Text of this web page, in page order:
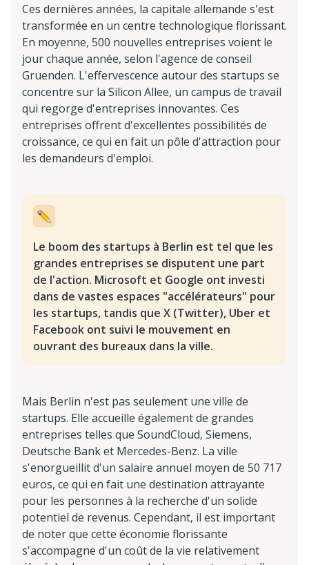
Ces dernières années, la capitale allemande s'est
transformée en un centre technologique florissant.
En moyenne, 500 nouvelles entreprises voient le
jour chaque année, selon l'agence de conseil
Gruenden. L'effervescence autour des startups se
concentre sur la Silicon Allee, un campus de travail
qui regorge d'entreprises innovantes. Ces
entreprises offrent d'excellentes possibilités de
croissance, ce qui en fait un pôle d'attraction pour
les demandeurs d'emploi.
Le boom des startups à Berlin est tel que les
grandes entreprises se disputent une part
de l'action. Microsoft et Google ont investi
dans de vastes espaces "accélérateurs" pour
les startups, tandis que X (Twitter), Uber et
Facebook ont suivi le mouvement en
ouvrant des bureaux dans la ville.
Mais Berlin n'est pas seulement une ville de
startups. Elle accueille également de grandes
entreprises telles que SoundCloud, Siemens,
Deutsche Bank et Mercedes-Benz. La ville
s'enorgueillit d'un salaire annuel moyen de 50 717
euros, ce qui en fait une destination attrayante
pour les personnes à la recherche d'un solide
potentiel de revenus. Cependant, il est important
de noter que cette économie florissante
s'accompagne d'un coût de la vie relativement